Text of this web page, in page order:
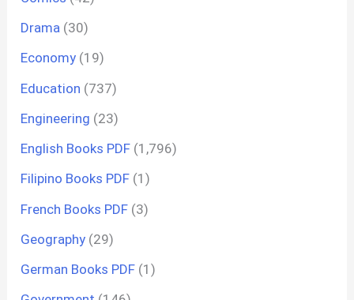
Drama (30)
Economy (19)
Education (737)
Engineering (23)
English Books PDF (1,796)
Filipino Books PDF (1)
French Books PDF (3)
Geography (29)
German Books PDF (1)